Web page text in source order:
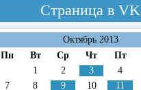
Страница в VK
Октябрь 2013
Пн
Вт Ср Чт Пт
1
2 3 4
7
8 9 10 11